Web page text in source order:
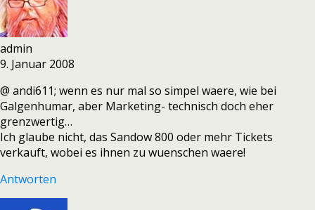
admin
9. Januar 2008
@ andi611; wenn es nur mal so simpel waere, wie bei
Galgenhumar, aber Marketing- technisch doch eher
grenzwertig…
Ich glaube nicht, das Sandow 800 oder mehr Tickets
verkauft, wobei es ihnen zu wuenschen waere!
Antworten